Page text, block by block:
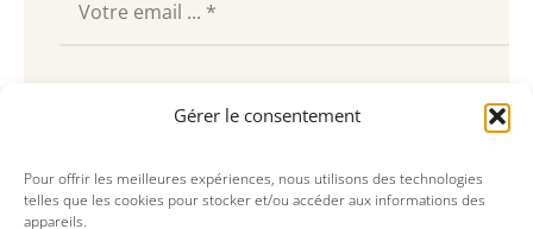
Gérer le consentement
Pour offrir les meilleures expériences, nous utilisons des technologies
telles que les cookies pour stocker et/ou accéder aux informations des
appareils.
Souscrire